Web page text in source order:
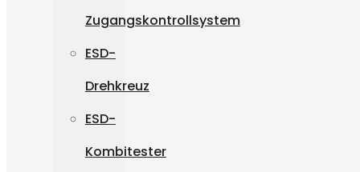
Zugangskontrollsystem
ESD-
Drehkreuz
ESD-
Kombitester